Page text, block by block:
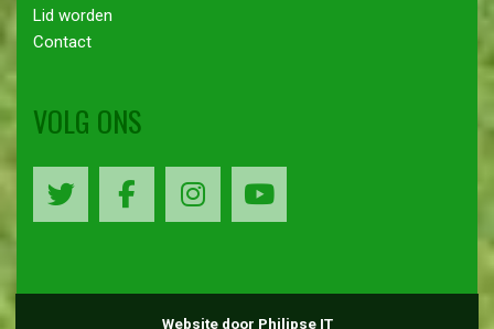
Lid worden
Contact
VOLG ONS
Website door Philipse IT